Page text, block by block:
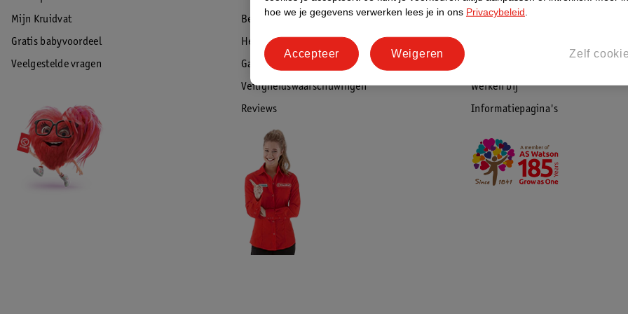
Mijn Kruidvat
Gratis babyvoordeel
Veelgestelde vragen
Betalen
Herroepen & retourneren
Garantie
Veiligheidswaarschuwingen
Reviews
Bedrijfsgegevens
Werken bij
Informatiepagina's
hoe we je gegevens verwerken lees je in ons Privacybeleid
Zelf
Weigeren
Accepteer